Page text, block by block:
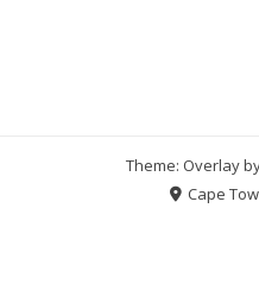
Theme: Overlay
Cape